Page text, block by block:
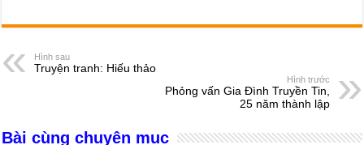
c
e
b
o
ss
e
n
er
at
s
A
p
e
d
er ail ar
Hình sau
Truyện tranh: Hiếu thảo
Hình trước
Phỏng vấn Gia Đình Truyền Tin,
25 năm thành lập
Bài cùng chuyên mục